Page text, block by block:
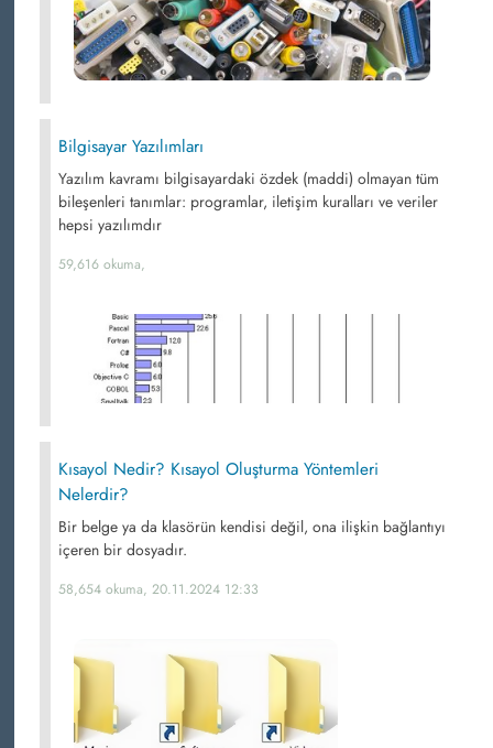
Bilgisayar Yazılımları
Yazılım kavramı bilgisayardaki özdek (maddi) olmayan tüm
bileşenleri tanımlar: programlar, iletişim kuralları ve veriler
hepsi yazılımdır
59,616 okuma,
Kısayol Nedir? Kısayol Oluşturma Yöntemleri
Nelerdir?
Bir belge ya da klasörün kendisi değil, ona ilişkin bağlantıyı
içeren bir dosyadır.
58,654 okuma, 20.11.2024 12:33